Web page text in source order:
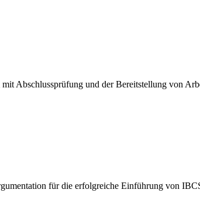
Abschlussprüfung und der Bereitstellung von
für die erfolgreiche Einführung von